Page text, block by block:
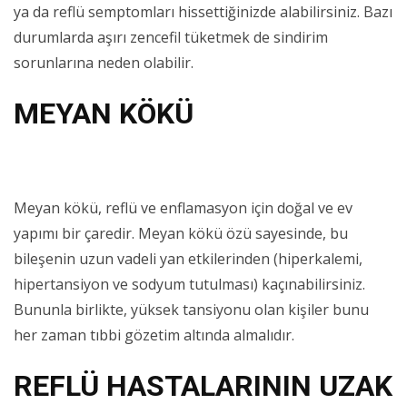
ya da reflü semptomları hissettiğinizde alabilirsiniz. Bazı
durumlarda aşırı zencefil tüketmek de sindirim
sorunlarına neden olabilir.
MEYAN KÖKÜ
Meyan kökü, reflü ve enflamasyon için doğal ve ev
yapımı bir çaredir. Meyan kökü özü sayesinde, bu
bileşenin uzun vadeli yan etkilerinden (hiperkalemi,
hipertansiyon ve sodyum tutulması) kaçınabilirsiniz.
Bununla birlikte, yüksek tansiyonu olan kişiler bunu
her zaman tıbbi gözetim altında almalıdır.
REFLÜ HASTALARININ UZAK